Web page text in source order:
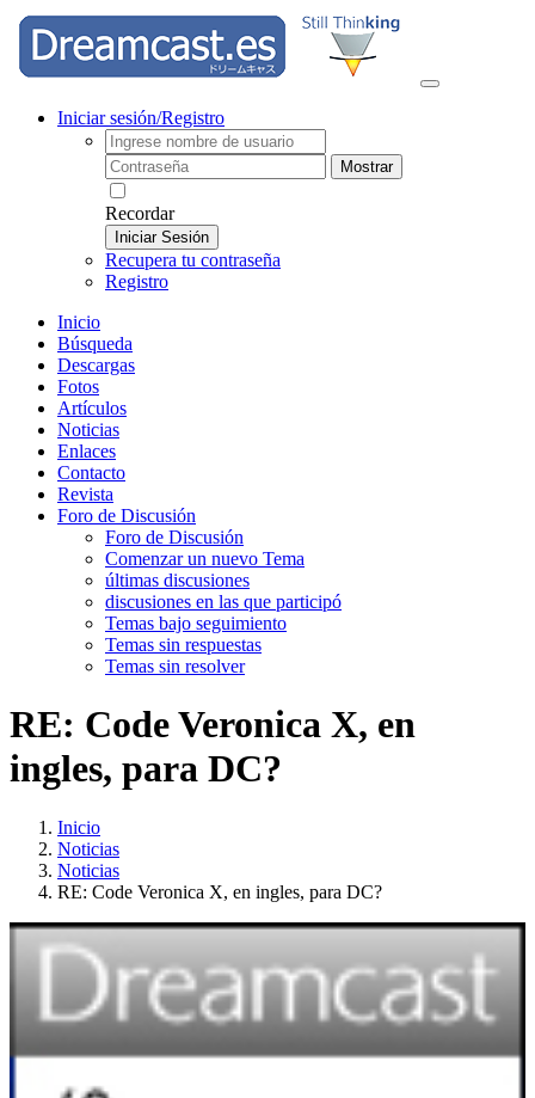
Iniciar sesión/Registro
Mostrar
Recordar
Iniciar Sesión
Recupera tu contraseña
Registro
Inicio
Búsqueda
Descargas
Fotos
Artículos
Noticias
Enlaces
Contacto
Revista
Foro de Discusión
Foro de Discusión
Comenzar un nuevo Tema
últimas discusiones
discusiones en las que participó
Temas bajo seguimiento
Temas sin respuestas
Temas sin resolver
RE: Code Veronica X, en
ingles, para DC?
Inicio
Noticias
Noticias
RE: Code Veronica X, en ingles, para DC?